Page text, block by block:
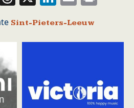
Sint-Pieters-Leeuw